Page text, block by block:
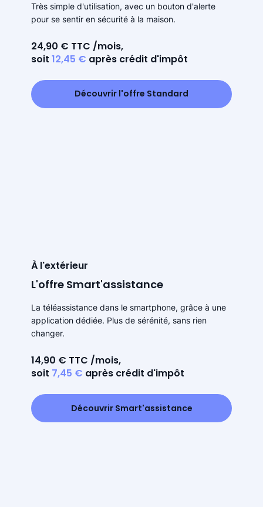
Très simple d'utilisation, avec un bouton d'alerte
pour se sentir en sécurité à la maison.
24,90 € TTC /mois,
soit 12,45 € après crédit d'impôt
Découvrir l'offre Standard
À l'extérieur
L'offre Smart'assistance
La téléassistance dans le smartphone, grâce à une
application dédiée. Plus de sérénité, sans rien
changer.
14,90 € TTC /mois,
soit 7,45 € après crédit d'impôt
Découvrir Smart'assistance